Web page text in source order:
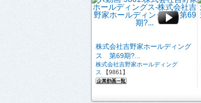
株式会社吉野家ホールディング
ス 第69期?...
株式会社吉野家ホールディング
ス 【9861】